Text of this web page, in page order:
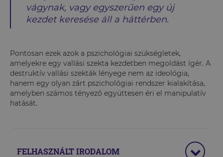
vágynak, vagy egyszerűen egy új
kezdet keresése áll a háttérben.
Pontosan ezek azok a pszichológiai szükségletek,
amelyekre egy vallási szekta kezdetben megoldást ígér. A
destruktív vallási szekták lényege nem az ideológia,
hanem egy olyan zárt pszichológiai rendszer kialakítása,
amelyben számos tényező együttesen éri el manipulatív
hatását.
FELHASZNÁLT IRODALOM